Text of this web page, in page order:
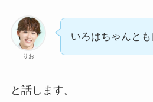
りお
いろはちゃんと
と話します。